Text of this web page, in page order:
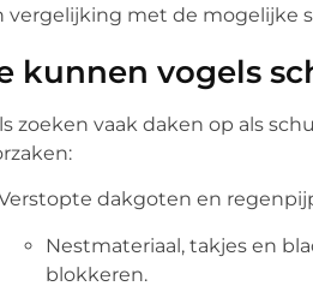
vergelijking met de mogelijke
kunnen vogels
zoeken vaak daken op als
dakgoten en
Nestmateriaal, takjes en
blokkeren.